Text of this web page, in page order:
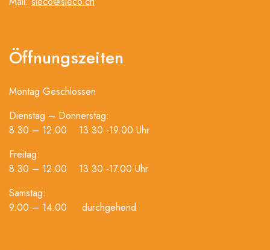
Öffnungszeiten
Montag Geschlossen
Dienstag – Donnerstag:
8.30 – 12.00 13.30 -19.00 Uhr
Freitag:
8.30 – 12.00 13.30 -17.00 Uhr
Samstag:
9.00 – 14.00 durchgehend